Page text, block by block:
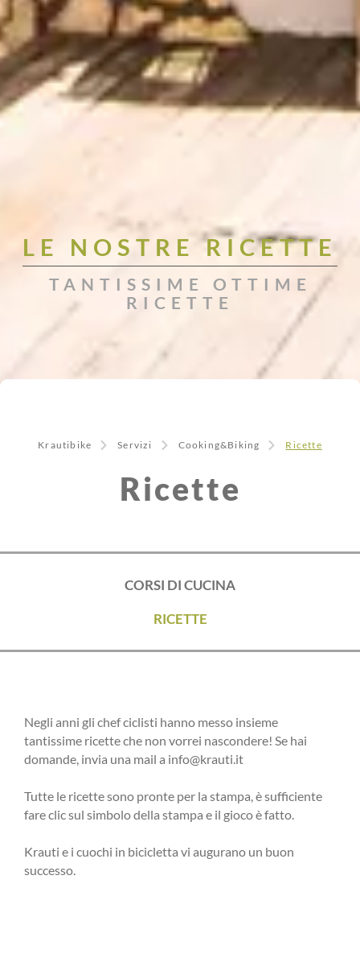
LE NOSTRE RICETTE
TANTISSIME OTTIME
RICETTE
Krautibike Servizi Cooking&Biking Ricette
Ricette
CORSI DI CUCINA
RICETTE
Negli anni gli chef ciclisti hanno messo insieme
tantissime ricette che non vorrei nascondere! Se hai
domande, invia una mail a info@krauti.it
Tutte le ricette sono pronte per la stampa, è sufficiente
fare clic sul simbolo della stampa e il gioco è fatto.
Krauti e i cuochi in bicicletta vi augurano un buon
successo.